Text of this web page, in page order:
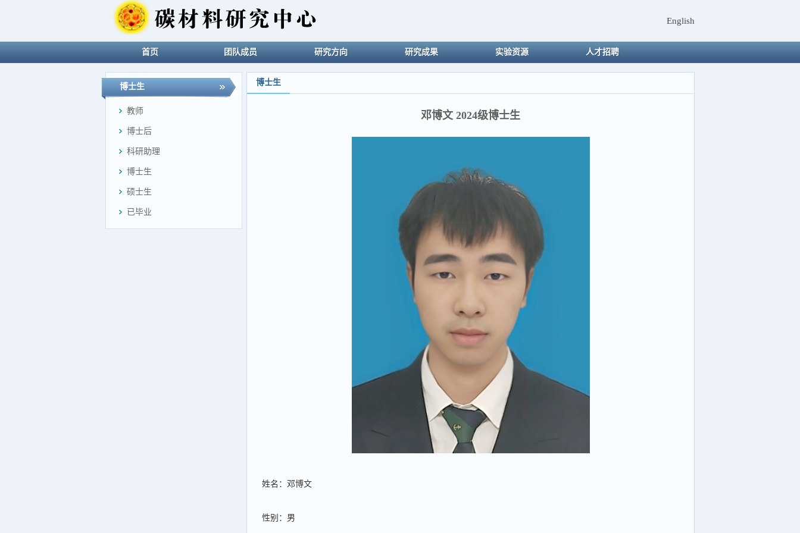
English
首页 团队成员 研究方向 研究成果 实验资源 人才招聘
博士生
教师
博士后
科研助理
博士生
硕士生
已毕业
博士生
邓博文 2024级博士生
姓名：邓博文
性别：男